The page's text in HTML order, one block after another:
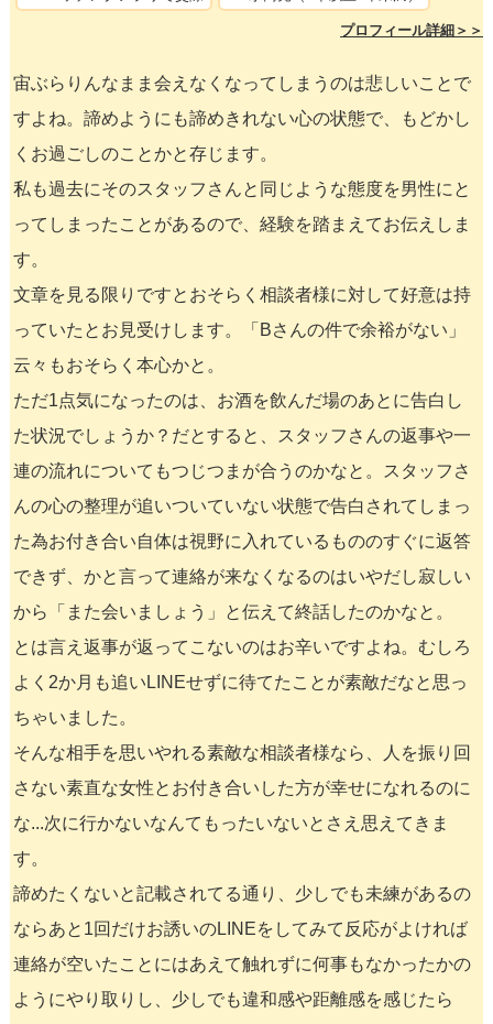
プロフィール詳細＞＞
宙ぶらりんなまま会えなくなってしまうのは悲しいことで
すよね。諦めようにも諦めきれない心の状態で、もどかし
くお過ごしのことかと存じます。
私も過去にそのスタッフさんと同じような態度を男性にと
ってしまったことがあるので、経験を踏まえてお伝えしま
す。
文章を見る限りですとおそらく相談者様に対して好意は持
っていたとお見受けします。「Bさんの件で余裕がない」
云々もおそらく本心かと。
ただ1点気になったのは、お酒を飲んだ場のあとに告白し
た状況でしょうか？だとすると、スタッフさんの返事や一
連の流れについてもつじつまが合うのかなと。スタッフさ
んの心の整理が追いついていない状態で告白されてしまっ
た為お付き合い自体は視野に入れているもののすぐに返答
できず、かと言って連絡が来なくなるのはいやだし寂しい
から「また会いましょう」と伝えて終話したのかなと。
とは言え返事が返ってこないのはお辛いですよね。むしろ
よく2か月も追いLINEせずに待てたことが素敵だなと思っ
ちゃいました。
そんな相手を思いやれる素敵な相談者様なら、人を振り回
さない素直な女性とお付き合いした方が幸せになれるのに
な...次に行かないなんてもったいないとさえ思えてきま
す。
諦めたくないと記載されてる通り、少しでも未練があるの
ならあと1回だけお誘いのLINEをしてみて反応がよければ
連絡が空いたことにはあえて触れずに何事もなかったかの
ようにやり取りし、少しでも違和感や距離感を感じたら